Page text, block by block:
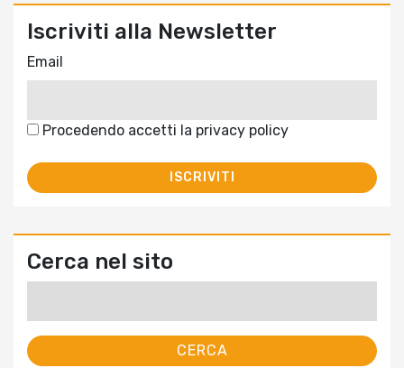
Iscriviti alla Newsletter
Email
Procedendo accetti la privacy policy
Cerca nel sito